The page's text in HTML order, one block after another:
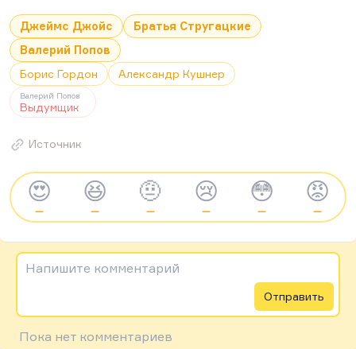
Джеймс Джойс
Братья Стругацкие
Валерий Попов
Борис Гордон
Александр Кушнер
Валерий Попов
Выдумщик
Источник
😍
—
😆
—
🤨
—
😢
—
😳
—
😡
—
Напишите комментарий
Отправить
Пока нет комментариев